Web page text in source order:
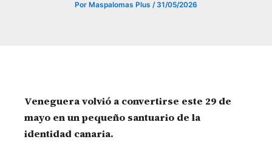
Por Maspalomas Plus / 31/05/2026
Veneguera volvió a convertirse este 29 de
mayo en un pequeño santuario de la
identidad canaria.